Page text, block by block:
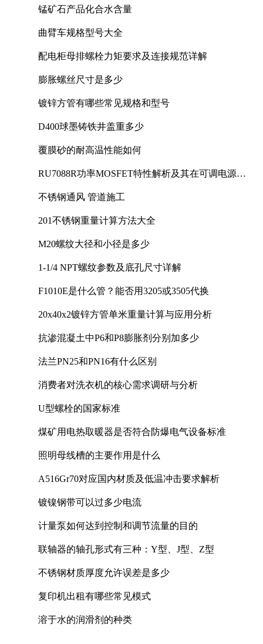
锰矿石产品化合水含量
曲臂车规格型号大全
配电柜母排螺栓力矩要求及连接规范详解
膨胀螺丝尺寸是多少
镀锌方管有哪些常见规格和型号
D400球墨铸铁井盖重多少
覆膜砂的耐高温性能如何
RU7088R功率MOSFET特性解析及其在可调电源设
不锈钢通风 管道施工
201不锈钢重量计算方法大全
M20螺纹大径和小径是多少
1-1/4 NPT螺纹参数及底孔尺寸详解
F1010E是什么管？能否用3205或3505代换
20x40x2镀锌方管单米重量计算与应用分析
抗渗混凝土中P6和P8膨胀剂分别加多少
法兰PN25和PN16有什么区别
消费者对洗衣机的核心需求调研与分析
U型螺栓的国家标准
煤矿用电热取暖器是否符合防爆电气设备标准
照明母线槽的主要作用是什么
A516Gr70对应国内材质及低温冲击要求解析
镀镍钢带可以过多少电流
计量泵如何达到控制和调节流量的目的
联轴器的轴孔形式有三种：Y型、J型、Z型
不锈钢材质厚度允许误差是多少
复印机出租有哪些常见模式
溶于水的润滑剂的种类